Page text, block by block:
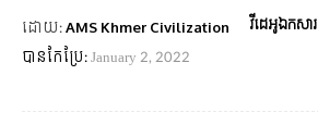
ដោយ:AMS Khmer Civilization វីដេអូឯកសារ
បានកែប្រែ:January 2, 2022